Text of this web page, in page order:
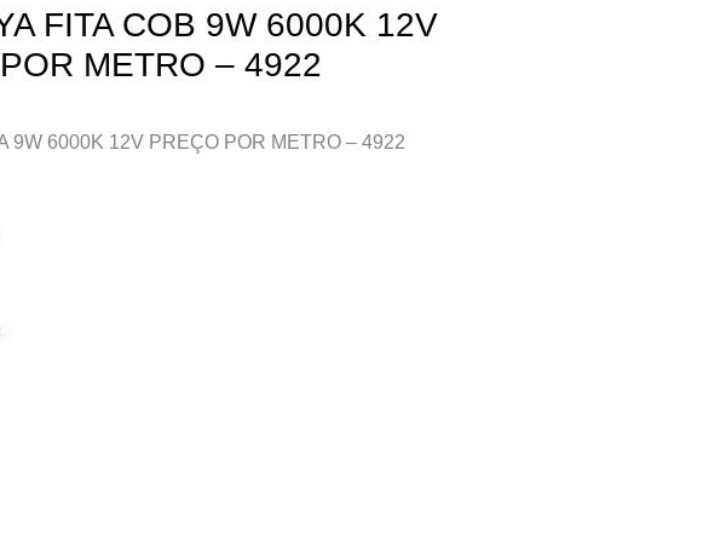
FITA COB 9W 6000K 12V
METRO – 4922
9W 6000K 12V PREÇO POR METRO – 4922